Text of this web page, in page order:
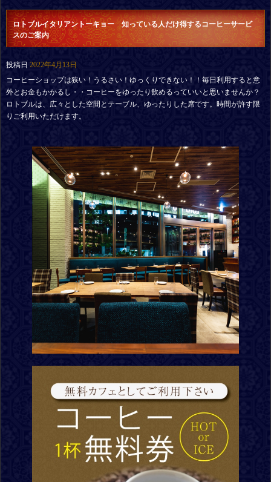
ロトブルイタリアントーキョー 知っている人だけ得するコーヒーサービ
スのご案内
投稿日 2022年4月13日
コーヒーショップは狭い！うるさい！ゆっくりできない！！毎日利用すると意
外とお金もかかるし・・コーヒーをゆったり飲めるっていいと思いませんか？
ロトブルは、広々とした空間とテーブル、ゆったりした席です。時間が許す限
りご利用いただけます。